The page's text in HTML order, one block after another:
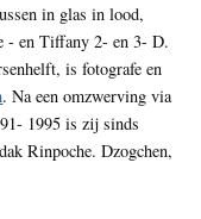
in glas in lood,
- en Tiffany 2- en 3- D.
is fotografe en
. Na een omzwerving via
1995 is zij sinds
Rinpoche. Dzogchen,